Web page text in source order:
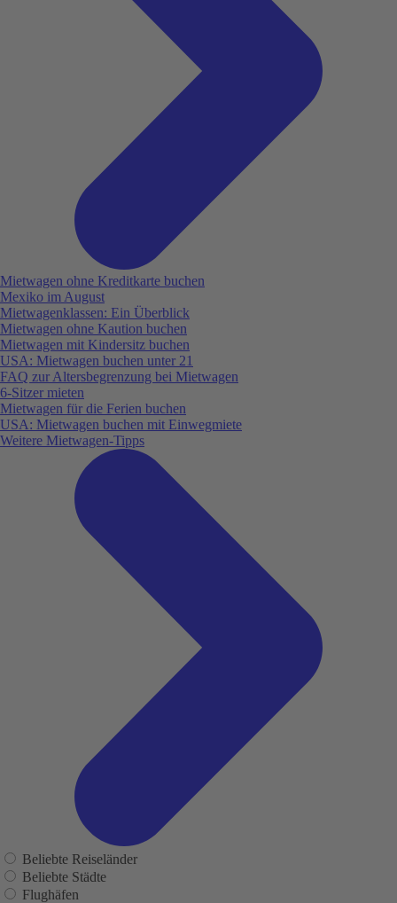
Mietwagen ohne Kreditkarte buchen
Mexiko im August
Mietwagenklassen: Ein Überblick
Mietwagen ohne Kaution buchen
Mietwagen mit Kindersitz buchen
USA: Mietwagen buchen unter 21
FAQ zur Altersbegrenzung bei Mietwagen
6-Sitzer mieten
Mietwagen für die Ferien buchen
USA: Mietwagen buchen mit Einwegmiete
Weitere Mietwagen-Tipps
Beliebte Reiseländer
Beliebte Städte
Flughäfen